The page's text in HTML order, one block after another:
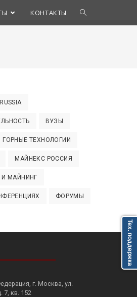
КОНТАКТЫ Переключить
ВУЗЫ
ГОРНЫЕ ТЕХНОЛОГИИ
МАЙНЕКС РОССИЯ
И МАЙНИНГ
ФОРУМЫ
г. Москва, ул.
7, кв. 152
Тех. поддержка